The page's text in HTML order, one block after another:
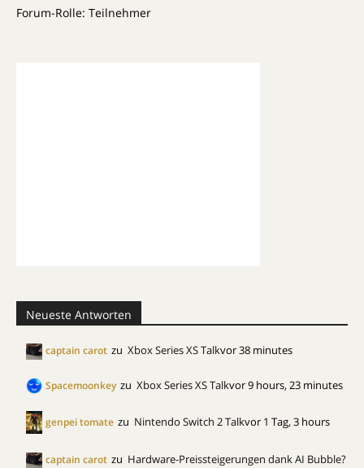
Forum-Rolle: Teilnehmer
Neueste Antworten
captain carot zu Xbox Series XS Talkvor 38 minutes
Spacemoonkey zu Xbox Series XS Talkvor 9 hours, 23 minutes
genpei tomate zu Nintendo Switch 2 Talkvor 1 Tag, 3 hours
captain carot zu Hardware-Preissteigerungen dank AI Bubble?